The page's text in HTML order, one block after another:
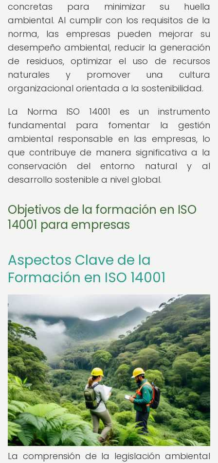
concretas para minimizar su huella
ambiental. Al cumplir con los requisitos de la
norma, las empresas pueden mejorar su
desempeño ambiental, reducir la generación
de residuos, optimizar el uso de recursos
naturales y promover una cultura
organizacional orientada a la sostenibilidad.
La Norma ISO 14001 es un instrumento
fundamental para fomentar la gestión
ambiental responsable en las empresas, lo
que contribuye de manera significativa a la
conservación del entorno natural y al
desarrollo sostenible a nivel global.
Objetivos de la formación en ISO
14001 para empresas
Aspectos Clave de la
Formación en ISO 14001
La comprensión de la legislación ambiental